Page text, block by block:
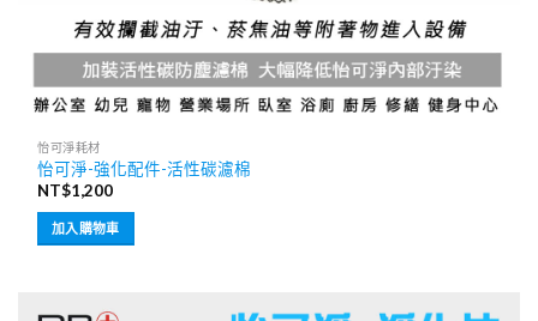
怡可淨耗材
怡可淨-強化配件-活性碳濾棉
NT$1,200
加入購物車